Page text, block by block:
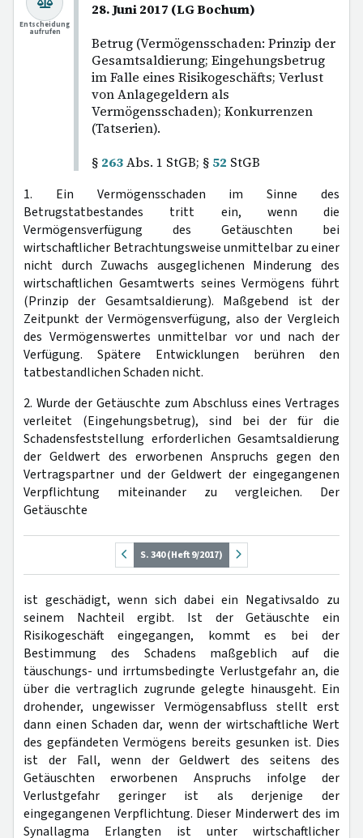
28. Juni 2017 (LG Bochum)
Betrug (Vermögensschaden: Prinzip der
Gesamtsaldierung; Eingehungsbetrug
im Falle eines Risikogeschäfts; Verlust
von Anlagegeldern als
Vermögensschaden); Konkurrenzen
(Tatserien).
§ 263Abs. 1 StGB; § 52 StGB
Entscheidung
aufrufen
1. Ein Vermögensschaden im Sinne des
Betrugstatbestandes tritt ein, wenn die
Vermögensverfügung des Getäuschten bei
wirtschaftlicher Betrachtungsweise unmittelbar zu einer
nicht durch Zuwachs ausgeglichenen Minderung des
wirtschaftlichen Gesamtwerts seines Vermögens führt
(Prinzip der Gesamtsaldierung). Maßgebend ist der
Zeitpunkt der Vermögensverfügung, also der Vergleich
des Vermögenswertes unmittelbar vor und nach der
Verfügung. Spätere Entwicklungen berühren den
tatbestandlichen Schaden nicht.
2. Wurde der Getäuschte zum Abschluss eines Vertrages
verleitet (Eingehungsbetrug), sind bei der für die
Schadensfeststellung erforderlichen Gesamtsaldierung
der Geldwert des erworbenen Anspruchs gegen den
Vertragspartner und der Geldwert der eingegangenen
Verpflichtung miteinander zu vergleichen. Der
Getäuschte
S. 340 (Heft 9/2017)
ist geschädigt, wenn sich dabei ein Negativsaldo zu
seinem Nachteil ergibt. Ist der Getäuschte ein
Risikogeschäft eingegangen, kommt es bei der
Bestimmung des Schadens maßgeblich auf die
täuschungs- und irrtumsbedingte Verlustgefahr an, die
über die vertraglich zugrunde gelegte hinausgeht. Ein
drohender, ungewisser Vermögensabfluss stellt erst
dann einen Schaden dar, wenn der wirtschaftliche Wert
des gepfändeten Vermögens bereits gesunken ist. Dies
ist der Fall, wenn der Geldwert des seitens des
Getäuschten erworbenen Anspruchs infolge der
Verlustgefahr geringer ist als derjenige der
eingegangenen Verpflichtung. Dieser Minderwert des im
Synallagma Erlangten ist unter wirtschaftlicher